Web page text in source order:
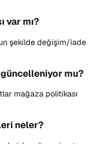
var mı?
şekilde değişim/iade
mu?
mağaza politikası
neler?